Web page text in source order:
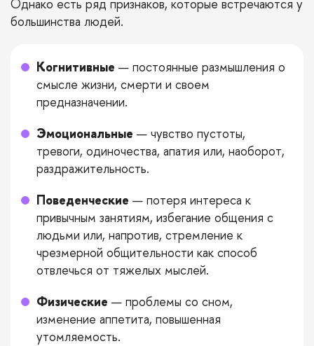
Однако есть ряд признаков, которые встречаются у
большинства людей.
Когнитивные — постоянные размышления о
смысле жизни, смерти и своем
предназначении.
Эмоциональные — чувство пустоты,
тревоги, одиночества, апатия или, наоборот,
раздражительность.
Поведенческие — потеря интереса к
привычным занятиям, избегание общения с
людьми или, напротив, стремление к
чрезмерной общительности как способ
отвлечься от тяжелых мыслей.
Физические — проблемы со сном,
изменение аппетита, повышенная
утомляемость.